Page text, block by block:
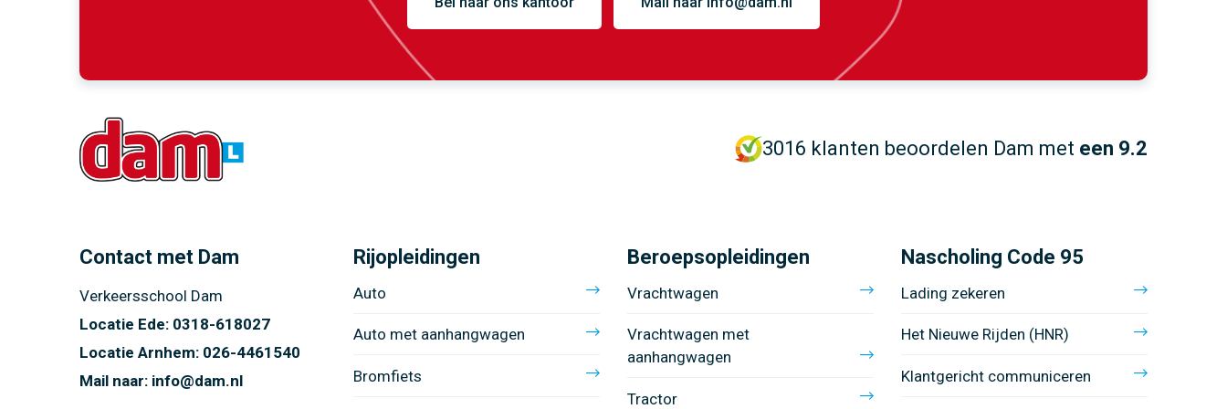
3016 klanten beoordelen Dam met een 9.2
Contact met Dam
Verkeersschool Dam
Locatie Ede: 0318-618027
Locatie Arnhem: 026-4461540
Mail naar: info@dam.nl
Rijopleidingen
Auto
Auto met aanhangwagen
Bromfiets
Beroepsopleidingen
Vrachtwagen
Vrachtwagen met
aanhangwagen
Tractor
Nascholing Code 95
Lading zekeren
Het Nieuwe Rijden (HNR)
Klantgericht communiceren